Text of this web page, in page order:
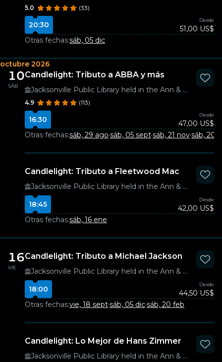
5.0 (33)
20:30
Desde
51,00 US$
Otras fechas:sáb, 05 dic
octubre 2026
10
SÁB
Candlelight: Tributo a ABBA y más
Jacksonville Public Library held in the Ann & David Hicks Auditorium
4.9 (113)
16:30
Desde
47,00 US$
Otras fechas:sáb, 29 ago·sáb, 05 sept·sáb, 21 nov·sáb, 20
Candlelight: Tributo a Fleetwood Mac
Jacksonville Public Library held in the Ann & David Hicks Auditorium
18:45
Desde
42,00 US$
Otras fechas:sáb, 16 ene
16
VIE
Candlelight: Tributo a Michael Jackson
Jacksonville Public Library held in the Ann & David Hicks Auditorium
18:00
Desde
44,50 US$
Otras fechas:vie, 18 sept·sáb, 05 dic·sáb, 20 feb
Candlelight: Lo Mejor de Hans Zimmer
Jacksonville Public Library held in the Ann & David Hicks Auditorium